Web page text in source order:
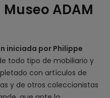
ADAM
iniciada por Philippe
todo tipo de mobiliario y
con artículos de
y de otros coleccionistas